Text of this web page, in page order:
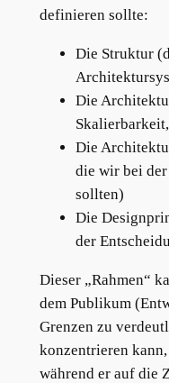
definieren sollte:
Die Struktur
Die
Die
die wir bei
sollten)
Die
der
Dieser „Rahmen“
dem Publikum
Grenzen zu
konzentrieren
während er auf die